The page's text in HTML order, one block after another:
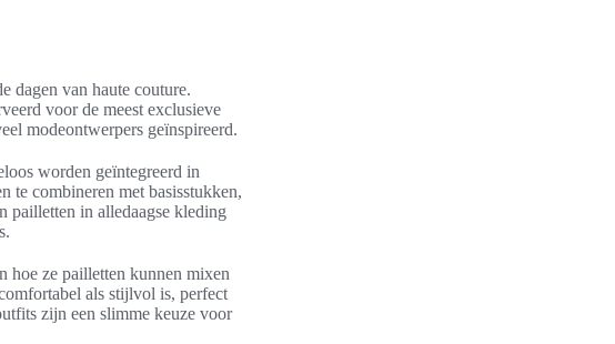
dagen van haute couture.
voor de meest exclusieve
modeontwerpers geïnspireerd.
worden geïntegreerd in
te combineren met basisstukken,
pailletten in alledaagse kleding
hoe ze pailletten kunnen mixen
als stijlvol is, perfect
zijn een slimme keuze voor